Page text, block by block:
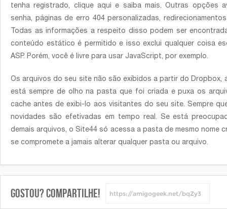
tenha registrado, clique aqui e saiba mais. Outras opções
senha, páginas de erro 404 personalizadas,
Todas as informações a respeito disso podem ser
conteúdo estático é permitido e isso exclui qualquer coisa
ASP. Porém, você é livre para usar JavaScript, por exemplo.
Os arquivos do seu site não são exibidos a partir do Dropbox,
está sempre de olho na pasta que foi criada e puxa os
cache antes de exibi-lo aos visitantes do seu site. Sempre
novidades são efetivadas em tempo real. Se está
demais arquivos, o Site44 só acessa a pasta de mesmo nome
se compromete a jamais alterar qualquer pasta ou arquivo.
Gostou? Compartilhe!